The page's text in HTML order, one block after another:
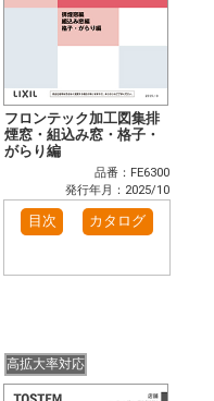
フロンテック加工図集排
煙窓・組込み窓・格子・
がらり編
品番：FE6300
発行年月：2025/10
目次 カタログ
高拡大率対応